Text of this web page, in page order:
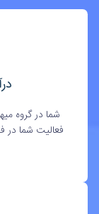
شما در گروه
فعالیت شما در